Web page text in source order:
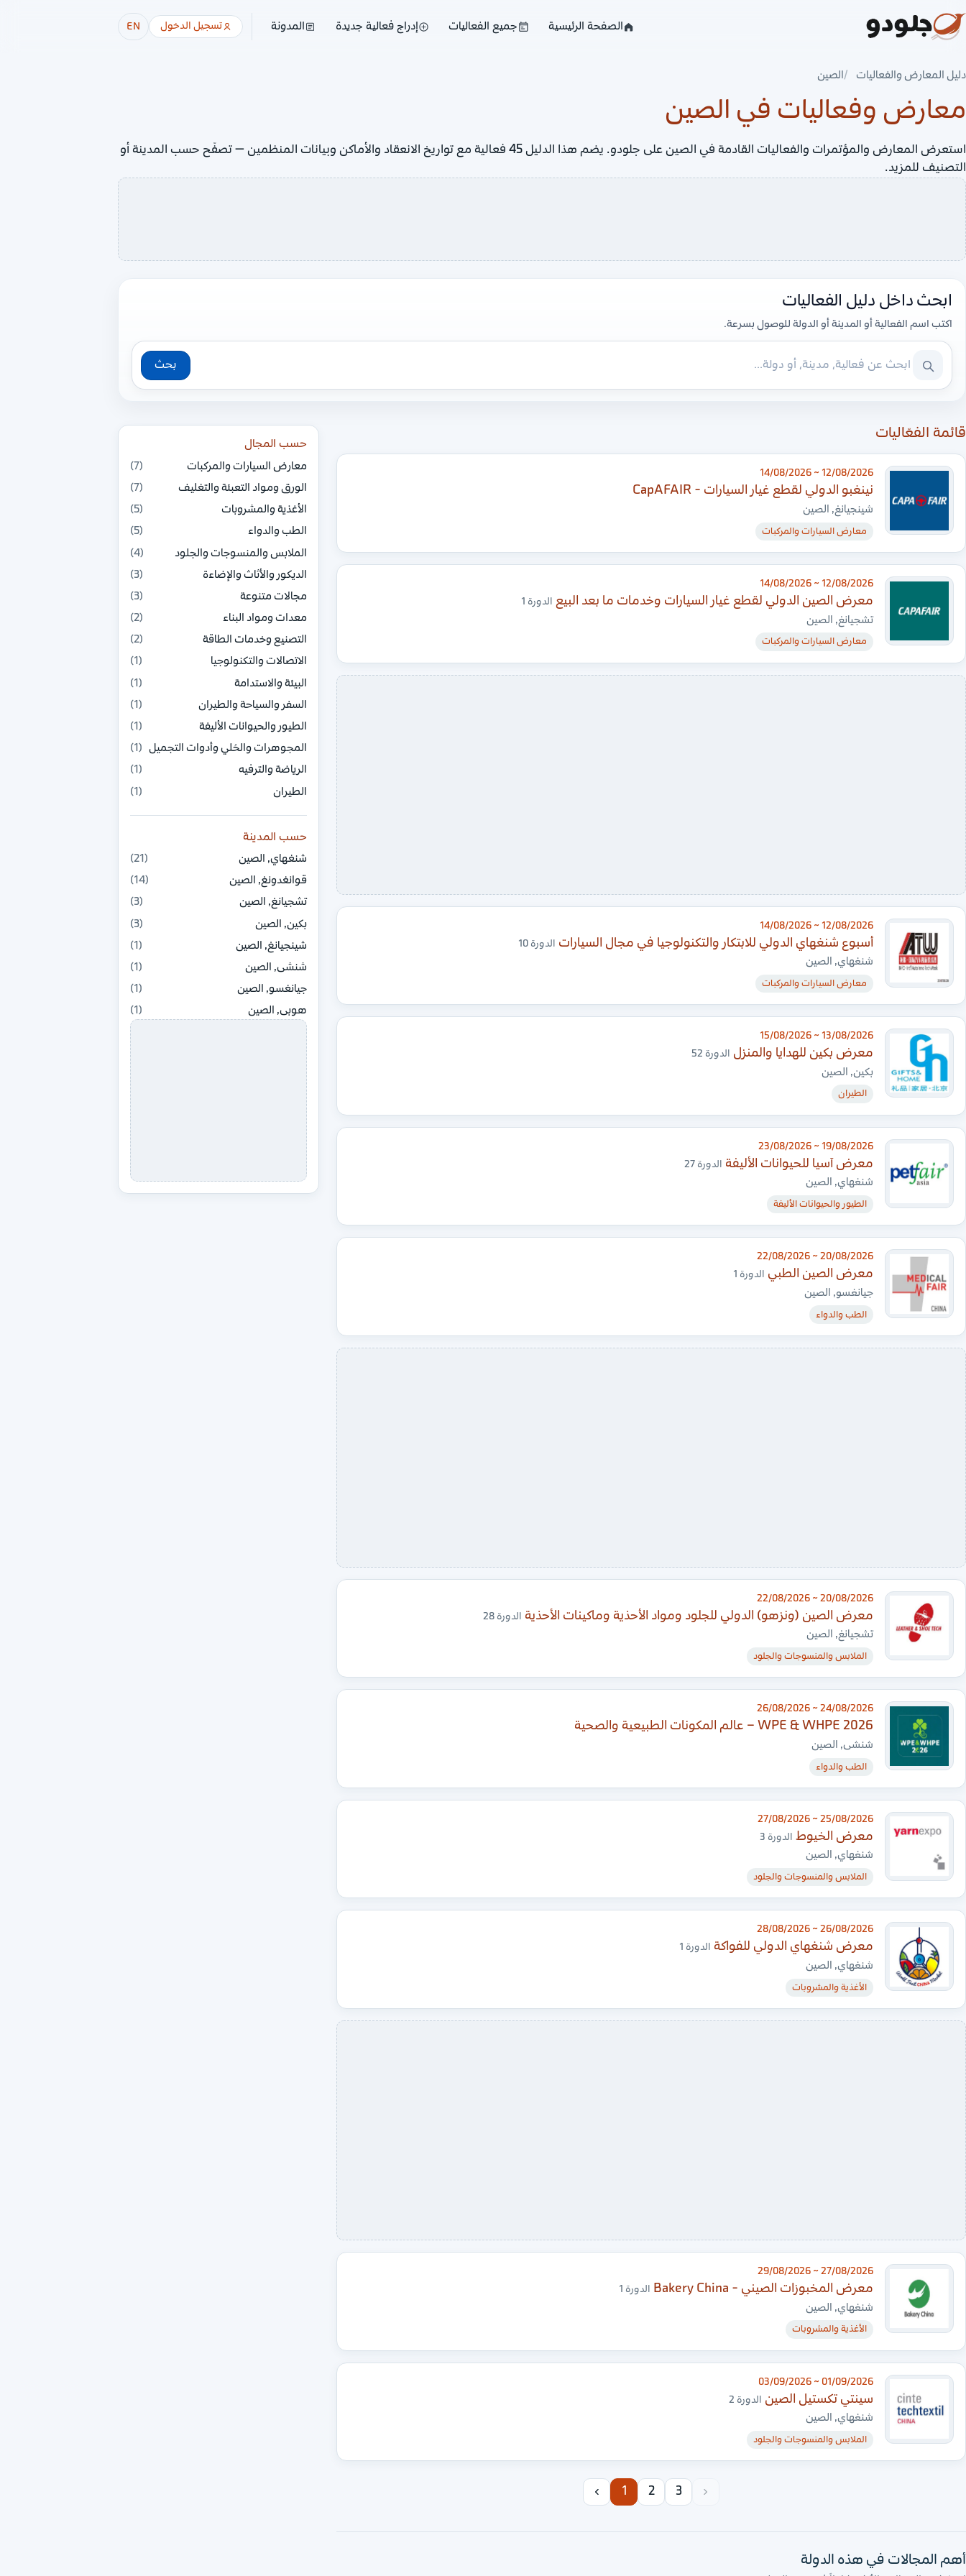
الصفحة الرئيسية جميع الفعاليات إدراج فعالية جديدة المدونة تسجيل الدخول EN
دليل المعارض والفعاليات الصين
معارض وفعاليات في الصين
استعرض المعارض والمؤتمرات والفعاليات القادمة في الصين على جلودو. يضم هذا الدليل 45 فعالية مع تواريخ الانعقاد والأماكن وبيانات المنظمين — تصفّح حسب المدينة أو
التصنيف للمزيد.
ابحث داخل دليل الفعاليات
اكتب اسم الفعالية أو المدينة أو الدولة للوصول بسرعة.
بحث
قائمة الفعّاليات
12/08/2026 ~ 14/08/2026
نينغبو الدولي لقطع غيار السيارات - CapAFAIR
شينجيانغ, الصين
معارض السيارات والمركبات
12/08/2026 ~ 14/08/2026
معرض الصين الدولي لقطع غيار السيارات وخدمات ما بعد البيع الدورة 1
تشجيانغ, الصين
معارض السيارات والمركبات
12/08/2026 ~ 14/08/2026
أسبوع شنغهاي الدولي للابتكار والتكنولوجيا في مجال السيارات الدورة 10
شنغهاي, الصين
معارض السيارات والمركبات
13/08/2026 ~ 15/08/2026
معرض بكين للهدايا والمنزل الدورة 52
بكين, الصين
الطيران
19/08/2026 ~ 23/08/2026
معرض آسيا للحيوانات الأليفة الدورة 27
شنغهاي, الصين
الطيور والحيوانات الأليفة
20/08/2026 ~ 22/08/2026
معرض الصين الطبي الدورة 1
جيانغسو, الصين
الطب والدواء
20/08/2026 ~ 22/08/2026
معرض الصين (ونزهو) الدولي للجلود ومواد الأحذية وماكينات الأحذية الدورة 28
تشجيانغ, الصين
الملابس والمنسوجات والجلود
24/08/2026 ~ 26/08/2026
WPE & WHPE 2026 – عالم المكونات الطبيعية والصحية
شنشى, الصين
الطب والدواء
25/08/2026 ~ 27/08/2026
معرض الخيوط الدورة 3
شنغهاي, الصين
الملابس والمنسوجات والجلود
26/08/2026 ~ 28/08/2026
معرض شنغهاي الدولي للفواكة الدورة 1
شنغهاي, الصين
الأغذية والمشروبات
27/08/2026 ~ 29/08/2026
معرض المخبوزات الصيني - Bakery China الدورة 1
شنغهاي, الصين
الأغذية والمشروبات
01/09/2026 ~ 03/09/2026
سينتي تكستيل الصين الدورة 2
شنغهاي, الصين
الملابس والمنسوجات والجلود
1 2 3
أهم المجالات في هذه الدولة
حسب المجال
معارض السيارات والمركبات
(7)
الورق ومواد التعبئة والتغليف
(7)
الأغذية والمشروبات
(5)
الطب والدواء
(5)
الملابس والمنسوجات والجلود
(4)
الديكور والأثاث والإضاءة
(3)
مجالات متنوعة
(3)
معدات ومواد البناء
(2)
التصنيع وخدمات الطاقة
(2)
الاتصالات والتكنولوجيا
(1)
البيئة والاستدامة
(1)
السفر والسياحة والطيران
(1)
الطيور والحيوانات الأليفة
(1)
المجوهرات والحُلي وأدوات التجميل (1)
الرياضة والترفيه
(1)
الطيران
(1)
حسب المدينة
شنغهاي, الصين
(21)
قوانغدونغ, الصين
(14)
تشجيانغ, الصين
(3)
بكين, الصين
(3)
شينجيانغ, الصين
(1)
شنشى, الصين
(1)
جيانغسو, الصين
(1)
هوبى, الصين
(1)